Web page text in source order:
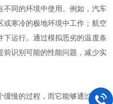
同的环境中使用。例如，汽车
或寒冷的极地环境中工作；航空
下运行。通过模拟恶劣的温度条
前识别可能的性能问题，减少实
慢的过程，而它能够通过加速